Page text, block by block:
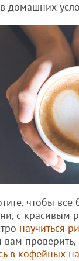
домашних
чтобы все
с красивым
научиться
вам
в кофейных